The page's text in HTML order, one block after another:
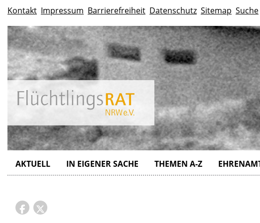
Kontakt Impressum Barrierefreiheit Datenschutz Sitemap Suche
AKTUELL IN EIGENER SACHE THEMEN A-Z